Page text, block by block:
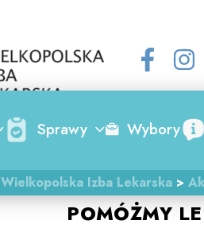
Sprawy Wybory
Wielkopolska Izba Lekarska >
POMÓŻMY